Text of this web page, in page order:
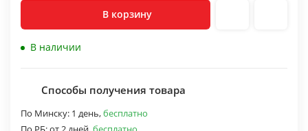
В корзину
В наличии
Способы получения товара
По Минску: 1 день,бесплатно